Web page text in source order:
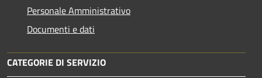
Personale Amministrativo
Documenti e dati
CATEGORIE DI SERVIZIO